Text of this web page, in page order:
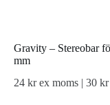
Gravity – Stereobar
mm
24 krex moms | 30 kr